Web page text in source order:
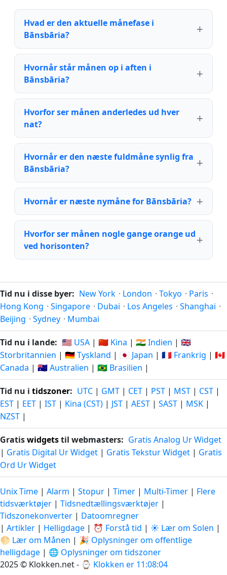
Hvad er den aktuelle månefase i
Bānsbāria?
Hvornår står månen op i aften i
Bānsbāria?
Hvorfor ser månen anderledes ud hver
nat?
Hvornår er den næste fuldmåne synlig fra
Bānsbāria?
Hvornår er næste nymåne for Bānsbāria?
Hvorfor ser månen nogle gange orange ud
ved horisonten?
Tid nu i disse byer: New York · London · Tokyo · Paris ·
Hong Kong · Singapore · Dubai · Los Angeles · Shanghai ·
Beijing · Sydney · Mumbai
Tid nu i lande: 🇺🇸 USA | 🇨🇳 Kina | 🇮🇳 Indien | 🇬🇧
Storbritannien | 🇩🇪 Tyskland | 🇯🇵 Japan | 🇫🇷 Frankrig | 🇨🇦
Canada | 🇦🇺 Australien | 🇧🇷 Brasilien |
Tid nu i tidszoner: UTC | GMT | CET | PST | MST | CST |
EST | EET | IST | Kina (CST) | JST | AEST | SAST | MSK |
NZST |
Gratiswidgetstil webmasters: Gratis Analog Ur Widget
| Gratis Digital Ur Widget | Gratis Tekstur Widget | Gratis
Ord Ur Widget
Unix Time | Alarm | Stopur | Timer | Multi-Timer | Flere
tidsværktøjer | Tidsnedtællingsværktøjer |
Tidszonekonverter | Datoomregner
| Artikler | Helligdage | ⏰ Forstå tid | ☀️ Lær om Solen |
🌕 Lær om Månen | 🎉 Oplysninger om offentlige
helligdage | 🌐 Oplysninger om tidszoner
2025 © Klokken.net - ⌚ Klokken er 11:08:05